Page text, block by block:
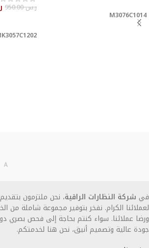
M3076C1014
ر.س950.00
في شركة النظارات الراقية، نحن ملتزمون
لعملائنا الكرام. نفخر بتوفير مجموعة شاملة من
ورضا عملائنا. سواء كنتم بحاجة إلى فحص بصري
جودة عالية وتصميم أنيق، نحن هنا لخدمتكم.